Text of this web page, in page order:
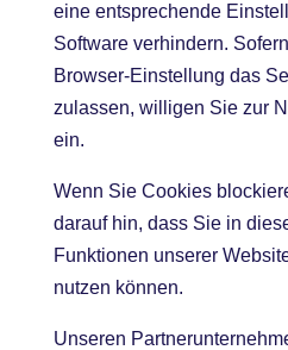
eine entsprechende
Software verhindern.
Browser-Einstellung das
zulassen, willigen Sie zur
ein.
Wenn Sie Cookies
darauf hin, dass Sie in
Funktionen unserer
nutzen können.
Unseren